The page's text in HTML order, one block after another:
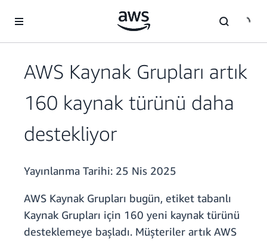
AWS Kaynak Grupları artık
160 kaynak türünü daha
destekliyor
Yayınlanma Tarihi: 25 Nis 2025
AWS Kaynak Grupları bugün, etiket tabanlı
Kaynak Grupları için 160 yeni kaynak türünü
desteklemeye başladı. Müşteriler artık AWS